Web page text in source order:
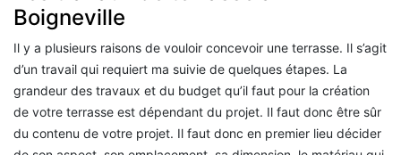
Boigneville
Il y a plusieurs raisons de vouloir concevoir une terrasse. Il s’agit
d’un travail qui requiert ma suivie de quelques étapes. La
grandeur des travaux et du budget qu’il faut pour la création
de votre terrasse est dépendant du projet. Il faut donc être sûr
du contenu de votre projet. Il faut donc en premier lieu décider